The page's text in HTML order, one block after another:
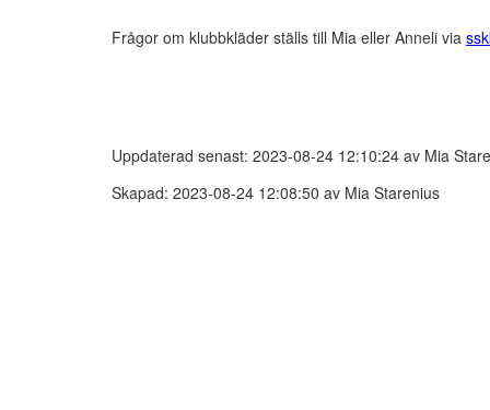
Frågor om klubbkläder ställs till Mia eller Anneli via
Uppdaterad senast: 2023-08-24 12:10:24 av Mia
Skapad: 2023-08-24 12:08:50 av Mia Starenius